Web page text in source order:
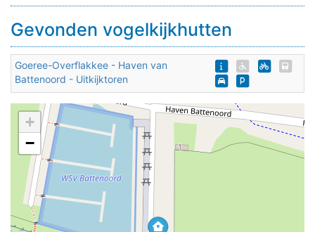
Gevonden vogelkijkhutten
Goeree-Overflakkee - Haven van
Battenoord - Uitkijktoren
+
−